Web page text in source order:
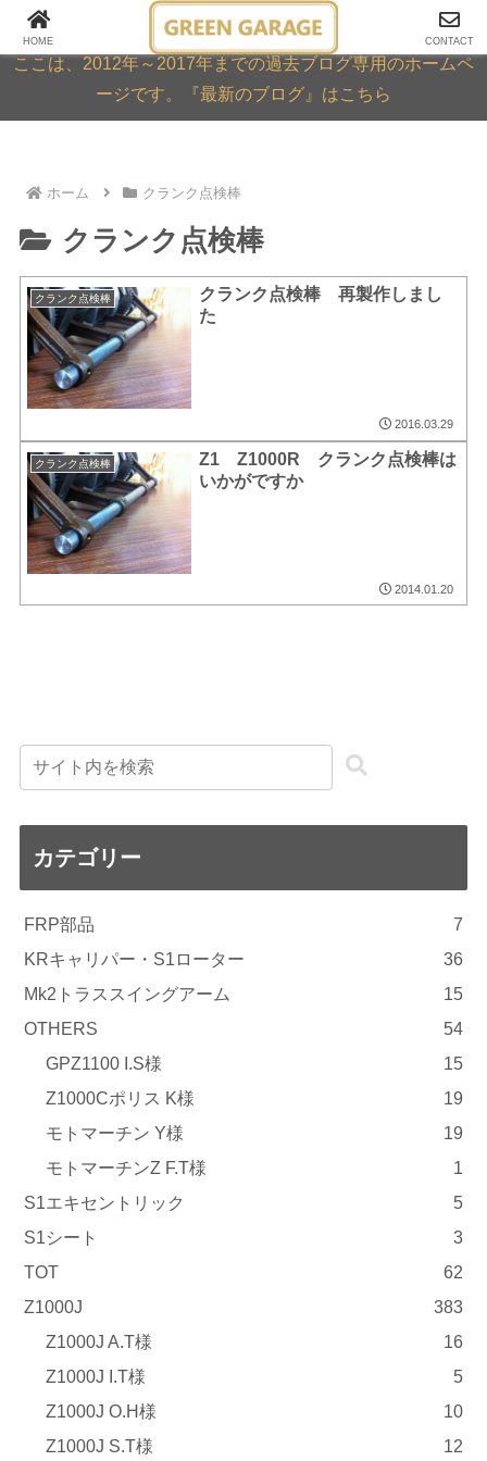
GREEN GARAGE ARCHIVE
ここは、2012年～2017年までの過去ブログ専用のホームペ
ージです。『最新のブログ』はこちら
ホーム クランク点検棒
クランク点検棒
クランク点検棒
クランク点検棒 再製作しまし
た
2016.03.29
クランク点検棒
Z1 Z1000R クランク点検棒は
いかがですか
2014.01.20
カテゴリー
FRP部品
7
KRキャリパー・S1ローター
36
Mk2トラススイングアーム
15
OTHERS
54
GPZ1100 I.S様
15
Z1000Cポリス K様
19
モトマーチン Y様
19
モトマーチンZ F.T様
1
S1エキセントリック
5
S1シート
3
TOT
62
Z1000J
383
Z1000J A.T様
16
Z1000J I.T様
5
Z1000J O.H様
10
Z1000J S.T様
12
HOME CONTACT